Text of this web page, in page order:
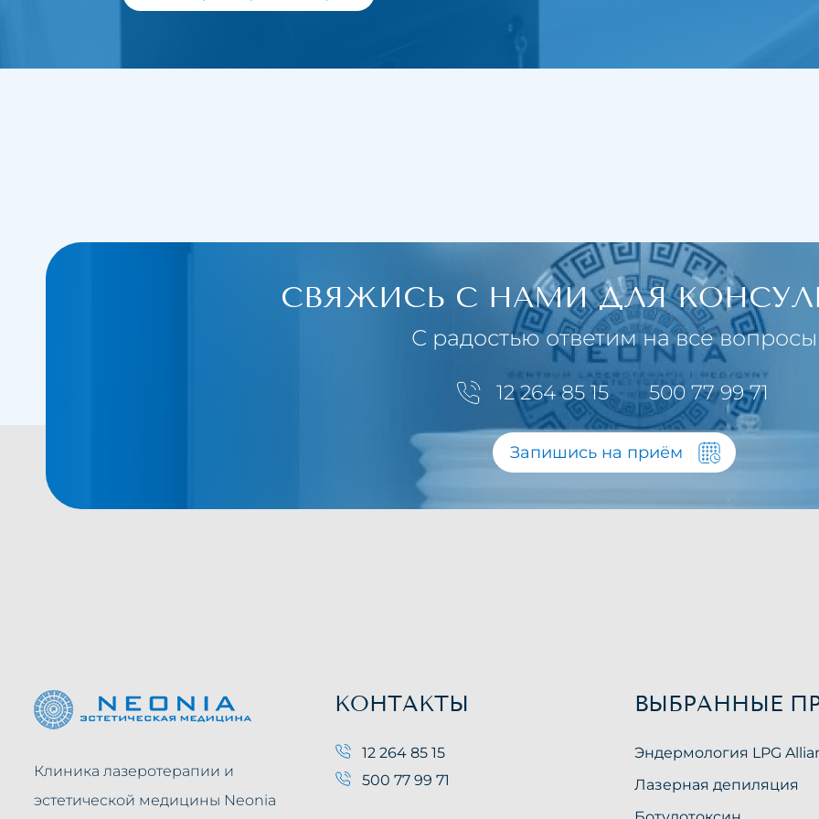
Закрытие капилляров
Карбокситерапия
СВЯЖИСЬ С НАМИ ДЛЯ
С радостью ответим на все вопросы
12 264 85 15 500 77 99 71
Запишись на приём
Клиника лазеротерапии и
эстетической медицины Neonia
КОНТАКТЫ
12 264 85 15
500 77 99 71
ВЫБРАННЫЕ
Эндермология LPG
Лазерная депиляция